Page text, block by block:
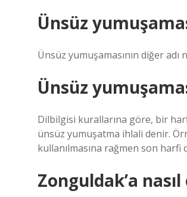
Ünsüz
Ünsüz yumuşamasının diğer
Ünsüz
Dilbilgisi kurallarına göre, bir
ünsüz yumuşatma ihlali denir.
kullanılmasına rağmen son
Zonguldak’a